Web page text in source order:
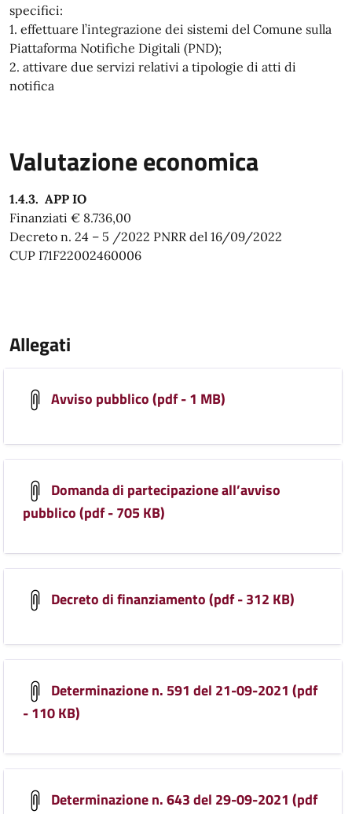
specifici:
1. effettuare l’integrazione dei sistemi del Comune sulla
Piattaforma Notifiche Digitali (PND);
2. attivare due servizi relativi a tipologie di atti di
notifica
Valutazione economica
1.4.3. APP IO
Finanziati € 8.736,00
Decreto n. 24 – 5 /2022 PNRR del 16/09/2022
CUP I71F22002460006
Allegati
Avviso pubblico (pdf - 1 MB)
Domanda di partecipazione all’avviso
pubblico (pdf - 705 KB)
Decreto di finanziamento (pdf - 312 KB)
Determinazione n. 591 del 21-09-2021 (pdf
- 110 KB)
Determinazione n. 643 del 29-09-2021 (pdf